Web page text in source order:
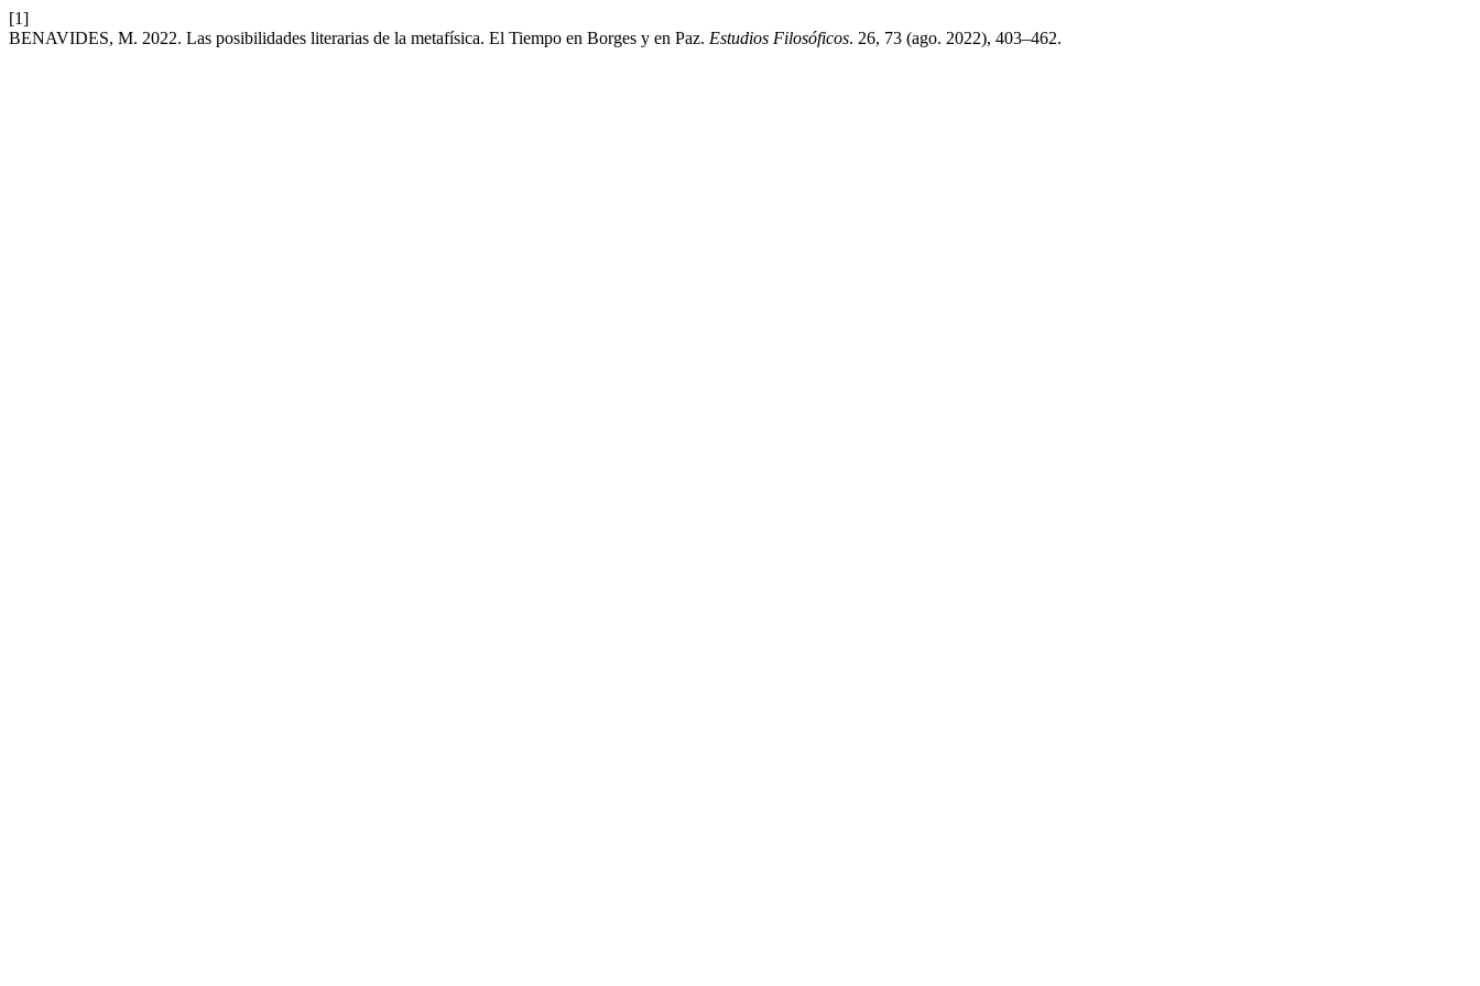
[1]
BENAVIDES, M. 2022. Las posibilidades literarias de la metafísica. El Tiempo en Borges y en Paz. Estudios Filosóficos. 26, 73 (ago. 2022), 403–462.